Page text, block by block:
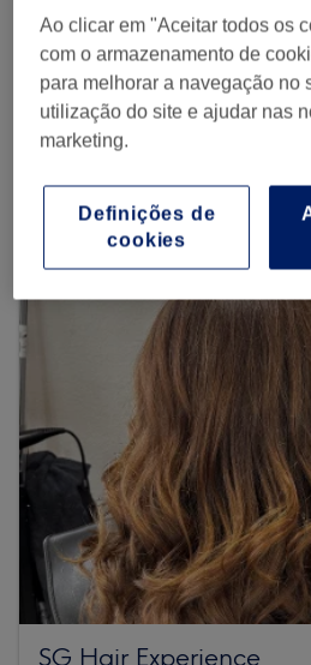
Procurar
Procurar mais centros
SG Hair Experience
Ao clicar em "Aceitar todos os
com o armazenamento de
para melhorar a navegação no
utilização do site e ajudar nas
marketing.
Definições de
cookies